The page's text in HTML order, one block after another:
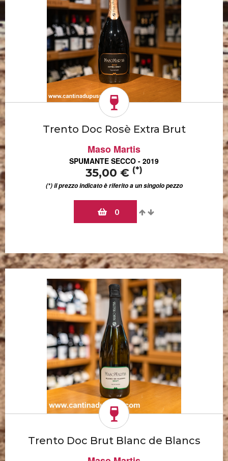
Trento Doc Rosè Extra Brut
Maso Martis
SPUMANTE SECCO - 2019
35,00 € (*)
(*) il prezzo indicato è riferito a un singolo pezzo
0
Trento Doc Brut Blanc de Blancs